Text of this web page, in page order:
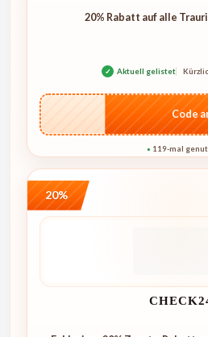
20% Rabatt auf alle
✓ Aktuell gelistet
Code
● 119-mal
20%